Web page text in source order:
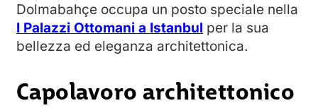
Dolmabahçe occupa un posto speciale nella
I Palazzi Ottomani a Istanbul per la sua
bellezza ed eleganza architettonica.
Capolavoro architettonico